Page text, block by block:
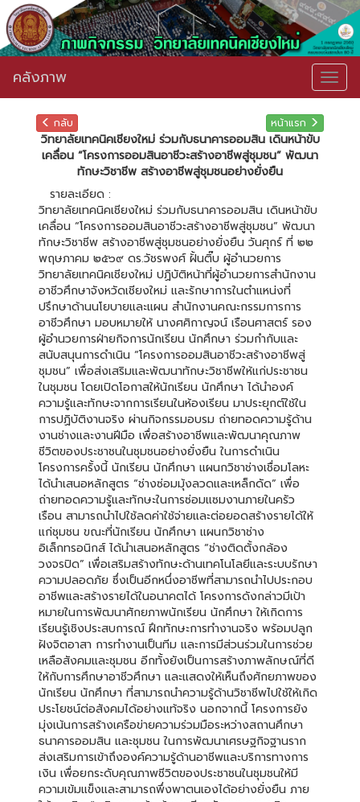
คลังภาพ
กลับ หน้าแรก
วิทยาลัยเทคนิคเชียงใหม่ ร่วมกับธนาคารออมสิน เดินหน้าขับ
เคลื่อน “โครงการออมสินอาชีวะสร้างอาชีพสู่ชุมชน” พัฒนา
ทักษะวิชาชีพ สร้างอาชีพสู่ชุมชนอย่างยั่งยืน
รายละเอียด :
วิทยาลัยเทคนิคเชียงใหม่ ร่วมกับธนาคารออมสิน เดินหน้าขับ
เคลื่อน “โครงการออมสินอาชีวะสร้างอาชีพสู่ชุมชน” พัฒนา
ทักษะวิชาชีพ สร้างอาชีพสู่ชุมชนอย่างยั่งยืน วันศุกร์ ที่ ๒๒
พฤษภาคม ๒๕๖๙ ดร.วัชรพงศ์ ฝั้นติ๊บ ผู้อำนวยการ
วิทยาลัยเทคนิคเชียงใหม่ ปฏิบัติหน้าที่ผู้อำนวยการสำนักงาน
อาชีวศึกษาจังหวัดเชียงใหม่ และรักษาการในตำแหน่งที่
ปรึกษาด้านนโยบายและแผน สำนักงานคณะกรรมการการ
อาชีวศึกษา มอบหมายให้ นางศศิกาญจน์ เรือนศาสตร์ รอง
ผู้อำนวยการฝ่ายกิจการนักเรียน นักศึกษา ร่วมกำกับและ
สนับสนุนการดำเนิน “โครงการออมสินอาชีวะสร้างอาชีพสู่
ชุมชน” เพื่อส่งเสริมและพัฒนาทักษะวิชาชีพให้แก่ประชาชน
ในชุมชน โดยเปิดโอกาสให้นักเรียน นักศึกษา ได้นำองค์
ความรู้และทักษะจากการเรียนในห้องเรียน มาประยุกต์ใช้ใน
การปฏิบัติงานจริง ผ่านกิจกรรมอบรม ถ่ายทอดความรู้ด้าน
งานช่างและงานฝีมือ เพื่อสร้างอาชีพและพัฒนาคุณภาพ
ชีวิตของประชาชนในชุมชนอย่างยั่งยืน ในการดำเนิน
โครงการครั้งนี้ นักเรียน นักศึกษา แผนกวิชาช่างเชื่อมโลหะ
ได้นำเสนอหลักสูตร “ช่างซ่อมมุ้งลวดและเหล็กดัด” เพื่อ
ถ่ายทอดความรู้และทักษะในการซ่อมแซมงานภายในครัว
เรือน สามารถนำไปใช้ลดค่าใช้จ่ายและต่อยอดสร้างรายได้ให้
แก่ชุมชน ขณะที่นักเรียน นักศึกษา แผนกวิชาช่าง
อิเล็กทรอนิกส์ ได้นำเสนอหลักสูตร “ช่างติดตั้งกล้อง
วงจรปิด” เพื่อเสริมสร้างทักษะด้านเทคโนโลยีและระบบรักษา
ความปลอดภัย ซึ่งเป็นอีกหนึ่งอาชีพที่สามารถนำไปประกอบ
อาชีพและสร้างรายได้ในอนาคตได้ โครงการดังกล่าวมีเป้า
หมายในการพัฒนาศักยภาพนักเรียน นักศึกษา ให้เกิดการ
เรียนรู้เชิงประสบการณ์ ฝึกทักษะการทำงานจริง พร้อมปลูก
ฝังจิตอาสา การทำงานเป็นทีม และการมีส่วนร่วมในการช่วย
เหลือสังคมและชุมชน อีกทั้งยังเป็นการสร้างภาพลักษณ์ที่ดี
ให้กับการศึกษาอาชีวศึกษา และแสดงให้เห็นถึงศักยภาพของ
นักเรียน นักศึกษา ที่สามารถนำความรู้ด้านวิชาชีพไปใช้ให้เกิด
ประโยชน์ต่อสังคมได้อย่างแท้จริง นอกจากนี้ โครงการยัง
มุ่งเน้นการสร้างเครือข่ายความร่วมมือระหว่างสถานศึกษา
ธนาคารออมสิน และชุมชน ในการพัฒนาเศรษฐกิจฐานราก
ส่งเสริมการเข้าถึงองค์ความรู้ด้านอาชีพและบริการทางการ
เงิน เพื่อยกระดับคุณภาพชีวิตของประชาชนในชุมชนให้มี
ความเข้มแข็งและสามารถพึ่งพาตนเองได้อย่างยั่งยืน ภาย